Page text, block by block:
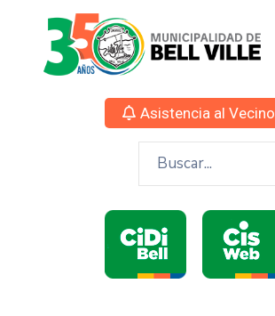
Asistencia al Vecino